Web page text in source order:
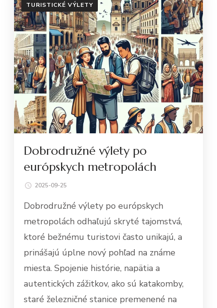
TURISTICKÉ VÝLETY
Dobrodružné výlety po
európskych metropolách
2025-09-25
Dobrodružné výlety po európskych
metropolách odhaľujú skryté tajomstvá,
ktoré bežnému turistovi často unikajú, a
prinášajú úplne nový pohľad na známe
miesta. Spojenie histórie, napätia a
autentických zážitkov, ako sú katakomby,
staré železničné stanice premenené na